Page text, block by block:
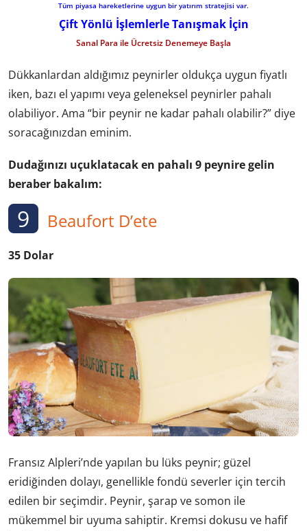
Tüm piyasa hareketlerine uygun bir yatırım stratejisi var.
Çift Yönlü İşlemlerle Tanışmak İçin
Sanal Para ile Ücretsiz Denemeye Başla
Dükkanlardan aldığımız peynirler oldukça uygun fiyatlı
iken, bazı el yapımı veya geleneksel peynirler pahalı
olabiliyor. Ama “bir peynir ne kadar pahalı olabilir?” diye
soracağınızdan eminim.
Dudağınızı uçuklatacak en pahalı 9 peynire gelin
beraber bakalım:
9 Beaufort D’ete
35 Dolar
Fransız Alpleri’nde yapılan bu lüks peynir; güzel
eridiğinden dolayı, genellikle fondü severler için tercih
edilen bir seçimdir. Peynir, şarap ve somon ile
mükemmel bir uyuma sahiptir. Kremsi dokusu ve hafif